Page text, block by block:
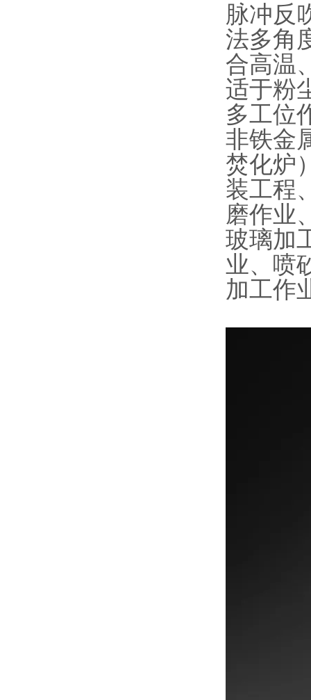
脉冲反
法多角
合高温
适于粉
多工位
非铁金
焚化炉
装工程
磨作业
玻璃加
业、喷
加工作